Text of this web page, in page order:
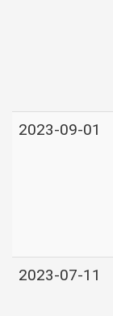
2023-09-01
2023-07-11